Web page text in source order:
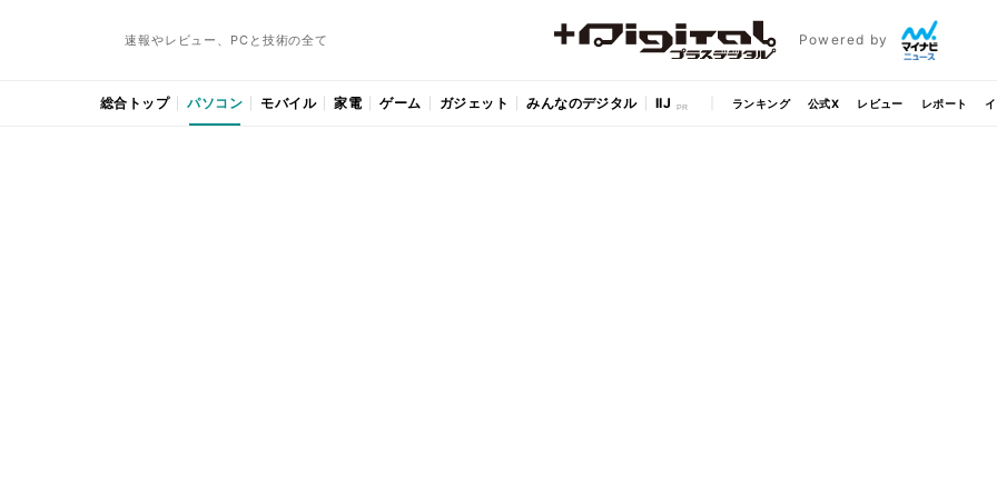
速報やレビュー、PCと技術の全て Powered by
総合トップ パソコン モバイル 家電 ゲーム ガジェット みんなのデジタル IIJ ランキング 公式X レビュー レポート